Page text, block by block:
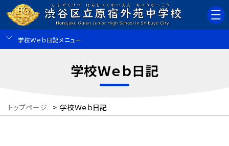
学校Ｗｅｂ日記メニュー
学校Ｗｅｂ日記
トップページ > 学校Ｗｅｂ日記